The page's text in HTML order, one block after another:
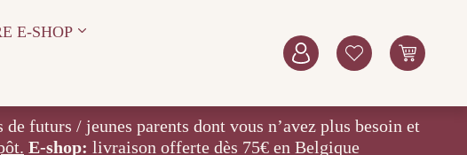
E-SHOP
futurs / jeunes parents dont vous n’avez plus besoin et
E-shop: livraison offerte dès 75€ en Belgique